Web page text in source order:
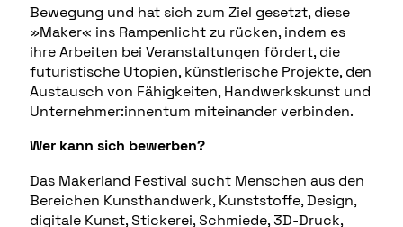
Bewegung und hat sich zum Ziel gesetzt, diese
»Maker« ins Rampenlicht zu rücken, indem es
ihre Arbeiten bei Veranstaltungen fördert, die
futuristische Utopien, künstlerische Projekte, den
Austausch von Fähigkeiten, Handwerkskunst und
Unternehmer:innentum miteinander verbinden.
Wer kann sich bewerben?
Das Makerland Festival sucht Menschen aus den
Bereichen Kunsthandwerk, Kunststoffe, Design,
digitale Kunst, Stickerei, Schmiede, 3D-Druck,